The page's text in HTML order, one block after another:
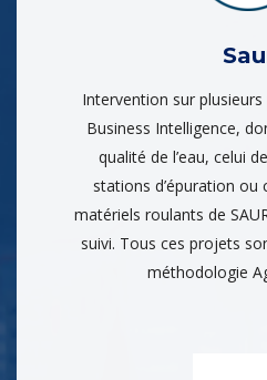
Intervention sur
Business Intelligence,
qualité de l’eau, celui
stations d’épuration ou
matériels roulants de
suivi. Tous ces projets
méthodologie